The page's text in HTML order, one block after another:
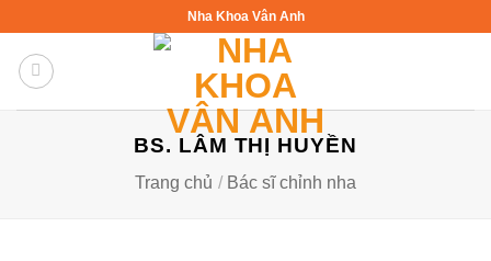
nội
Nha Khoa Vân Anh
BS. LÂM THỊ HUYỀN
Trang chủ / Bác sĩ chỉnh nha